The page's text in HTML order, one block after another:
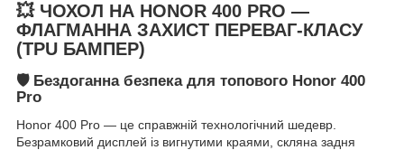
💥 ЧОХОЛ НА HONOR 400 PRO —
ФЛАГМАННА ЗАХИСТ ПЕРЕВАГ-КЛАСУ
(TPU БАМПЕР)
🛡️ Бездоганна безпека для топового Honor 400
Pro
Honor 400 Pro — це справжній технологічний шедевр.
Безрамковий дисплей із вигнутими краями, скляна задня